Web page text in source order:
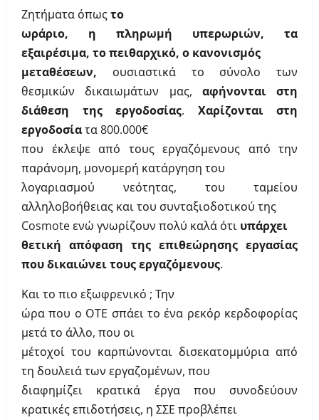
Ζητήματα όπωςτο
ωράριο, η πληρωμή υπερωριών, τα
εξαιρέσιμα, το πειθαρχικό, ο κανονισμός
μεταθέσεων, ουσιαστικά το σύνολο των
θεσμικών δικαιωμάτων μας, αφήνονται στη
διάθεση της εργοδοσίας. Χαρίζονται στη
εργοδοσίατα 800.000€
που έκλεψε από τους εργαζόμενους από την
παράνομη, μονομερή κατάργηση του
λογαριασμού νεότητας, του ταμείου
αλληλοβοήθειας και του συνταξιοδοτικού της
Cosmote ενώ γνωρίζουν πολύ καλά ότι υπάρχει
θετική απόφαση της επιθεώρησης εργασίας
που δικαιώνει τους εργαζόμενους.
Και το πιο εξωφρενικό ; Την
ώρα που ο ΟΤΕ σπάει το ένα ρεκόρ κερδοφορίας
μετά το άλλο, που οι
μέτοχοί του καρπώνονται δισεκατομμύρια από
τη δουλειά των εργαζομένων, που
διαφημίζει κρατικά έργα που συνοδεύουν
κρατικές επιδοτήσεις, η ΣΣΕ προβλέπει